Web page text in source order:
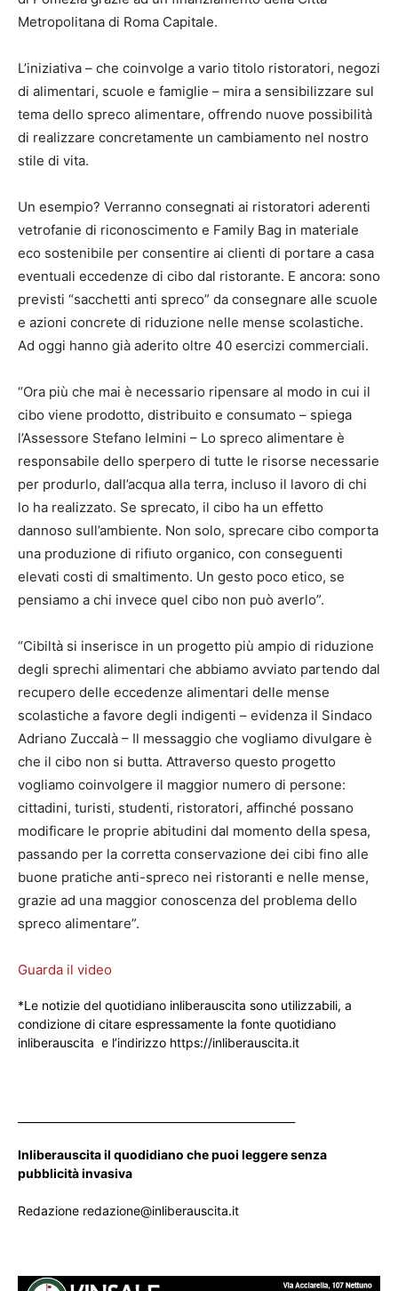
Metropolitana di Roma Capitale.
L’iniziativa – che coinvolge a vario titolo ristoratori, negozi
di alimentari, scuole e famiglie – mira a sensibilizzare sul
tema dello spreco alimentare, offrendo nuove possibilità
di realizzare concretamente un cambiamento nel nostro
stile di vita.
Un esempio? Verranno consegnati ai ristoratori aderenti
vetrofanie di riconoscimento e Family Bag in materiale
eco sostenibile per consentire ai clienti di portare a casa
eventuali eccedenze di cibo dal ristorante. E ancora: sono
previsti “sacchetti anti spreco” da consegnare alle scuole
e azioni concrete di riduzione nelle mense scolastiche.
Ad oggi hanno già aderito oltre 40 esercizi commerciali.
“Ora più che mai è necessario ripensare al modo in cui il
cibo viene prodotto, distribuito e consumato – spiega
l’Assessore Stefano Ielmini – Lo spreco alimentare è
responsabile dello sperpero di tutte le risorse necessarie
per produrlo, dall’acqua alla terra, incluso il lavoro di chi
lo ha realizzato. Se sprecato, il cibo ha un effetto
dannoso sull’ambiente. Non solo, sprecare cibo comporta
una produzione di rifiuto organico, con conseguenti
elevati costi di smaltimento. Un gesto poco etico, se
pensiamo a chi invece quel cibo non può averlo”.
“Cibiltà si inserisce in un progetto più ampio di riduzione
degli sprechi alimentari che abbiamo avviato partendo dal
recupero delle eccedenze alimentari delle mense
scolastiche a favore degli indigenti – evidenza il Sindaco
Adriano Zuccalà – Il messaggio che vogliamo divulgare è
che il cibo non si butta. Attraverso questo progetto
vogliamo coinvolgere il maggior numero di persone:
cittadini, turisti, studenti, ristoratori, affinché possano
modificare le proprie abitudini dal momento della spesa,
passando per la corretta conservazione dei cibi fino alle
buone pratiche anti-spreco nei ristoranti e nelle mense,
grazie ad una maggior conoscenza del problema dello
spreco alimentare”.
Guarda il video
*Le notizie del quotidiano inliberauscita sono utilizzabili, a
condizione di citare espressamente la fonte quotidiano
inliberauscita e l’indirizzo https://inliberauscita.it
Inliberauscita il quodidiano che puoi leggere senza
pubblicità invasiva
Redazione redazione@inliberauscita.it